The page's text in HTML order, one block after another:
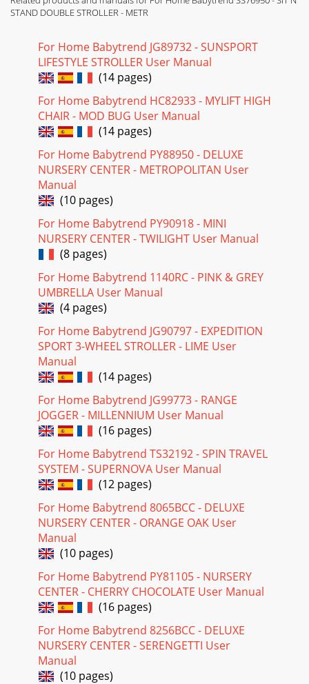
Page 17
Todos los derechos reservados. Tous droits réservés.
Copyright © 2012, Baby Trend Inc., All R
Page 18
Copyright © 2012, Baby Trend Inc., All Rights Reserved.
Todos los derechos reservados. Tous droits réservés.
Copyright © 2012, Baby Trend Inc., All R
STAND DOUBLE STROLLER - METR
For Home Babytrend JG89732 - SUNSPORT
LIFESTYLE STROLLER User Manual
(14 pages)
For Home Babytrend HC82933 - MYLIFT HIGH
CHAIR - MOD BUG User Manual
(14 pages)
For Home Babytrend PY88950 - DELUXE
NURSERY CENTER - METROPOLITAN User
Manual
(10 pages)
For Home Babytrend PY90918 - MINI
NURSERY CENTER - TWILIGHT User Manual
(8 pages)
For Home Babytrend 1140RC - PINK & GREY
UMBRELLA User Manual
(4 pages)
For Home Babytrend JG90797 - EXPEDITION
SPORT 3-WHEEL STROLLER - LIME User
Manual
(14 pages)
For Home Babytrend JG99773 - RANGE
JOGGER - MILLENNIUM User Manual
(16 pages)
For Home Babytrend TS32192 - SPIN TRAVEL
SYSTEM - SUPERNOVA User Manual
(12 pages)
For Home Babytrend 8065BCC - DELUXE
NURSERY CENTER - ORANGE OAK User
Manual
(10 pages)
For Home Babytrend PY81105 - NURSERY
CENTER - CHERRY CHOCOLATE User Manual
(16 pages)
For Home Babytrend 8256BCC - DELUXE
NURSERY CENTER - SERENGETTI User
Manual
(10 pages)